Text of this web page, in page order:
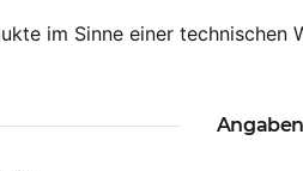
im Sinne einer